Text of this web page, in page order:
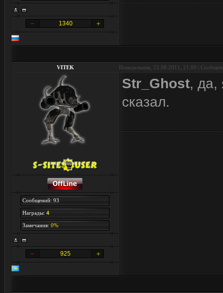
1340
VITEK Понедельник, 22.08.2011, 21:09 |
Сообщений: 93
Награды: 4
Замечания: 0%
925
Str_Ghost, да,
сказал.